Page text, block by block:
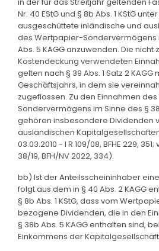
Nr. 40 EStG und § 8b Abs. 1 KStG
ausgeschüttete inländische und
des Wertpapier-Sondervermögens
Abs. 5 KAGG anzuwenden. Die
Kostendeckung verwendeten
gelten nach § 39 Abs. 1 Satz 2 KAGG
Geschäftsjahrs, in dem sie
zugeflossen. Zu den Einnahmen
Sondervermögens im Sinne des §
gehören insbesondere Dividenden
ausländischen
03.03.2010 - I R 109/08, BFHE 229, 351;
38/19, BFH/NV 2022, 334).
bb) Ist der Anteilsscheininhaber
folgt aus dem in § 40 Abs. 2 KAGG
§ 8b Abs. 1 KStG, dass vom
bezogene Dividenden, die in den
§ 38b Abs. 5 KAGG enthalten sind,
Einkommens der